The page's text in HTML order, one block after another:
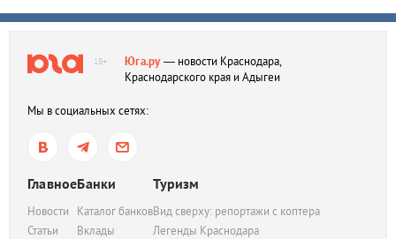
18+ Юга.ру— новости Краснодара,
Краснодарского края и Адыгеи
Мы в социальных сетях:
Главное
Новости
Статьи
Банки
Каталог банков
Вклады
Туризм
Вид сверху: репортажи с коптера
Легенды Краснодара